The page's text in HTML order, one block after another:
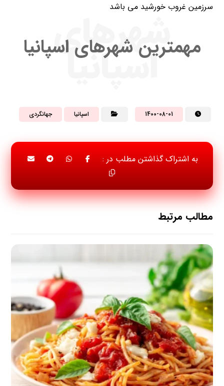
سرزمین غروب خورشید می باشد
شهرهای
اسپانیا
مهمترین شهرهای اسپانیا
1400-08-01 اسپانیا جهانگردی
مطالب مرتبط